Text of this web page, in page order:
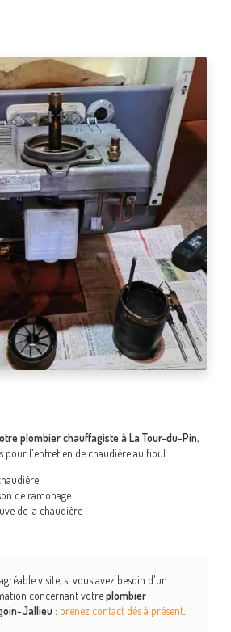
plombier chauffagiste à La Tour-du-Pin,
pour l'entretien de chaudière au fioul :
de ramonage
de la chaudière
visite, si vous avez besoin d'un
concernant votreplombier
Jallieu : prenez contact dès à présent